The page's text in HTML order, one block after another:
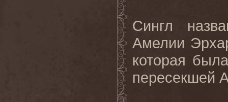
Сингл
Амелии
которая
пересекшей